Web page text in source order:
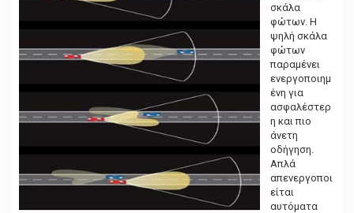
σκάλα
φώτων. Η
ψηλή σκάλα
φώτων
παραμένει
ενεργοποιημ
ένη για
ασφαλέστερ
η και πιο
άνετη
οδήγηση.
Απλά
απενεργοποι
είται
αυτόματα